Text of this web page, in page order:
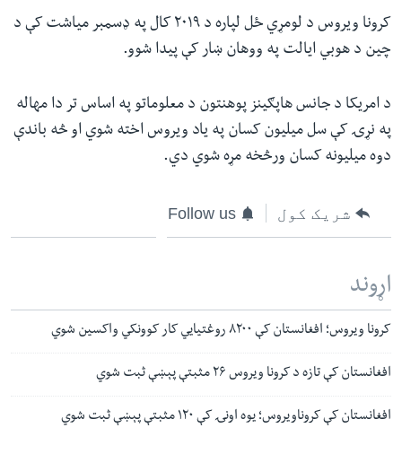
کرونا ویروس د لومړي ځل لپاره د ۲۰۱۹ کال په ډسمبر میاشت کې د
چین د هوبي ایالت په ووهان ښار کې پیدا شوو.
د امریکا د جانس هاپګینز پوهنتون د معلوماتو په اساس تر دا مهاله
په نړۍ کې سل میلیون کسان په یاد ویروس اخته شوي او څه باندې
دوه میلیونه کسان ورڅخه مړه شوي دي.
شریک کول Follow us
اړوند
کرونا ویروس؛ افغانستان کې ۸۲۰۰ روغتیايي کار کوونکي واکسین شوي
افغانستان کې تازه د کرونا ویروس ۲۶ مثبتې پېښې ثبت شوي
افغانستان کې کروناویروس؛ یوه اونۍ کې ۱۲۰ مثبتې پېښې ثبت شوي